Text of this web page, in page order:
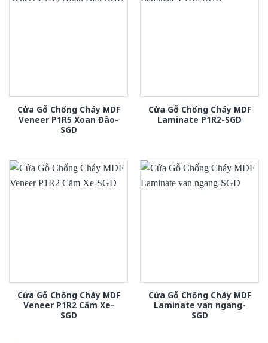
Cửa Gỗ Chống Cháy MDF
Veneer P1R5 Xoan Đào-
SGD
Cửa Gỗ Chống Cháy MDF
Laminate P1R2-SGD
Cửa Gỗ Chống Cháy MDF
Veneer P1R2 Căm Xe-
SGD
Cửa Gỗ Chống Cháy MDF
Laminate van ngang-
SGD